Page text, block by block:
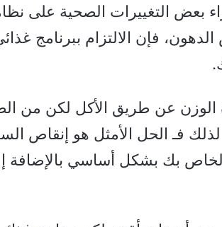
بعض التغييرات الصحية على
فإن الالتزام ببرنامج
الوزن عن طريق الأكل لكن من
فـ الحل الأمثل هو إنقاص
الخاص بك بشكل أساسي بالإضافة